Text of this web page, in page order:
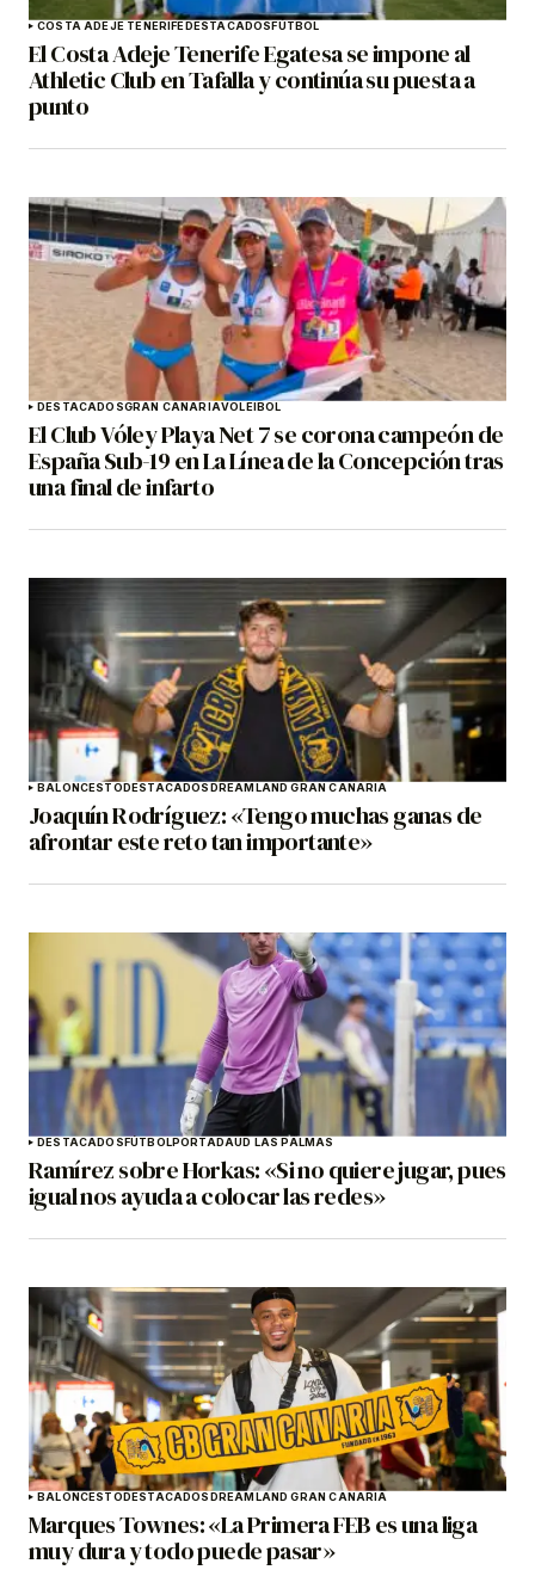
COSTA ADEJE TENERIFEDESTACADOSFÚTBOL
El Costa Adeje Tenerife Egatesa se impone al
Athletic Club en Tafalla y continúa su puesta a
punto
DESTACADOSGRAN CANARIAVOLEIBOL
El Club Vóley Playa Net 7 se corona campeón de
España Sub-19 en La Línea de la Concepción tras
una final de infarto
BALONCESTODESTACADOSDREAMLAND GRAN CANARIA
Joaquín Rodríguez: «Tengo muchas ganas de
afrontar este reto tan importante»
DESTACADOSFÚTBOLPORTADAUD LAS PALMAS
Ramírez sobre Horkas: «Si no quiere jugar, pues
igual nos ayuda a colocar las redes»
BALONCESTODESTACADOSDREAMLAND GRAN CANARIA
Marques Townes: «La Primera FEB es una liga
muy dura y todo puede pasar»